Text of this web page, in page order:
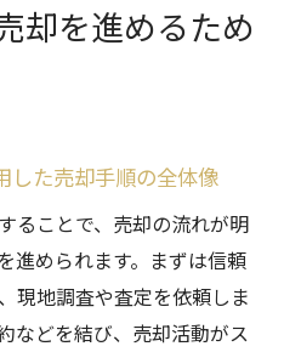
却を進めるため
した売却手順の全体像
ることで、売却の流れが明
進められます。まずは信頼
現地調査や査定を依頼しま
などを結び、売却活動がス